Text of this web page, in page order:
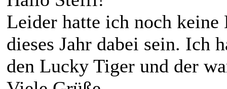
Leider hatte ich noch
dieses Jahr dabei sein. Ich
den Lucky Tiger und der